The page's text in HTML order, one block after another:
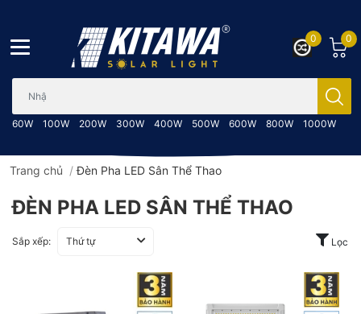
60W 100W 200W 300W 400W 500W 600W 800W 1000W
0
0
Trang chủ /Đèn Pha LED Sân Thể Thao
ĐÈN PHA LED SÂN THỂ THAO
Sắp xếp: Thứ tự Lọc